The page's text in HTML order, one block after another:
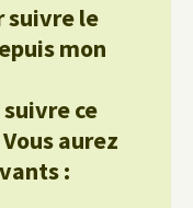
suivre le
mon
ce
aurez
: